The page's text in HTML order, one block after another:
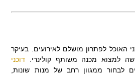
האוכל לפתרון מושלם לאירועים. בעיקר
למצוא מכנה משותף קולינרי. דוכני
לבחור ממגוון רחב של מנות שונות,